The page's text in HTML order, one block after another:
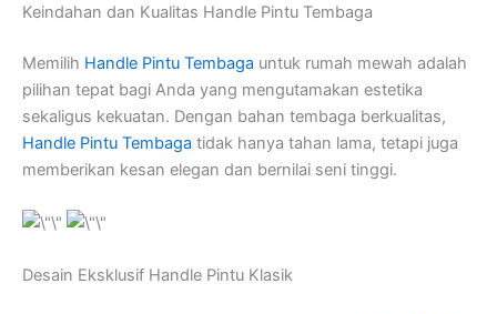
Keindahan dan Kualitas Handle Pintu Tembaga
Memilih Handle Pintu Tembaga untuk rumah mewah adalah
pilihan tepat bagi Anda yang mengutamakan estetika
sekaligus kekuatan. Dengan bahan tembaga berkualitas,
Handle Pintu Tembaga tidak hanya tahan lama, tetapi juga
memberikan kesan elegan dan bernilai seni tinggi.
Desain Eksklusif Handle Pintu Klasik